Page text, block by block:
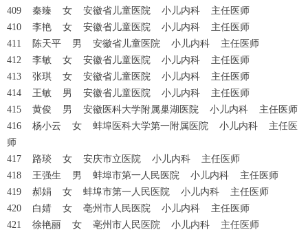
409 秦臻 女 安徽省儿童医院 小儿内科 主任医师
410 李艳 女 安徽省儿童医院 小儿内科 主任医师
411 陈天平 男 安徽省儿童医院 小儿内科 主任医师
412 李敏 女 安徽省儿童医院 小儿内科 主任医师
413 张琪 女 安徽省儿童医院 小儿内科 主任医师
414 王敏 男 安徽省儿童医院 小儿内科 主任医师
415 黄俊 男 安徽医科大学附属巢湖医院 小儿内科 主任医师
416 杨小云 女 蚌埠医科大学第一附属医院 小儿内科 主任医
师
417 路琰 女 安庆市立医院 小儿内科 主任医师
418 王强生 男 蚌埠市第一人民医院 小儿内科 主任医师
419 郝娟 女 蚌埠市第一人民医院 小儿内科 主任医师
420 白婧 女 亳州市人民医院 小儿内科 主任医师
421 徐艳丽 女 亳州市人民医院 小儿内科 主任医师